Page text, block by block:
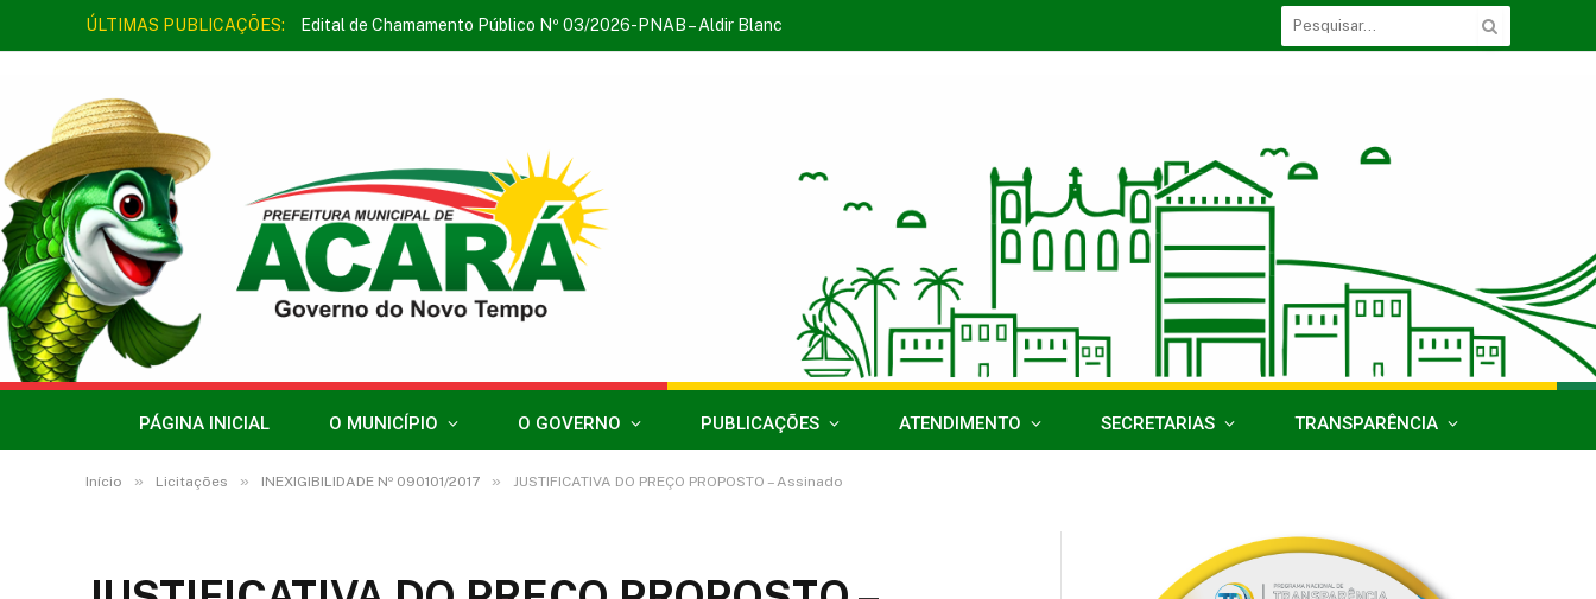
ÚLTIMAS PUBLICAÇÕES: Edital de Chamamento Público Nº 03/2026-PNAB – Aldir Blanc
PÁGINA INICIAL O MUNICÍPIO O GOVERNO PUBLICAÇÕES ATENDIMENTO SECRETARIAS TRANSPARÊNCIA
Início » Licitações » INEXIGIBILIDADE Nº 090101/2017 » JUSTIFICATIVA DO PREÇO PROPOSTO – Assinado